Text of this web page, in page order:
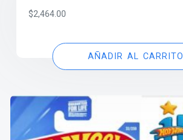
$2,464.00
AÑADIR AL CARRITO